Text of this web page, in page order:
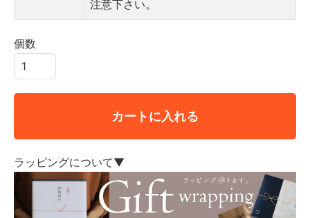
注意下さい。
個数
カートに入れる
ラッピングについて▼